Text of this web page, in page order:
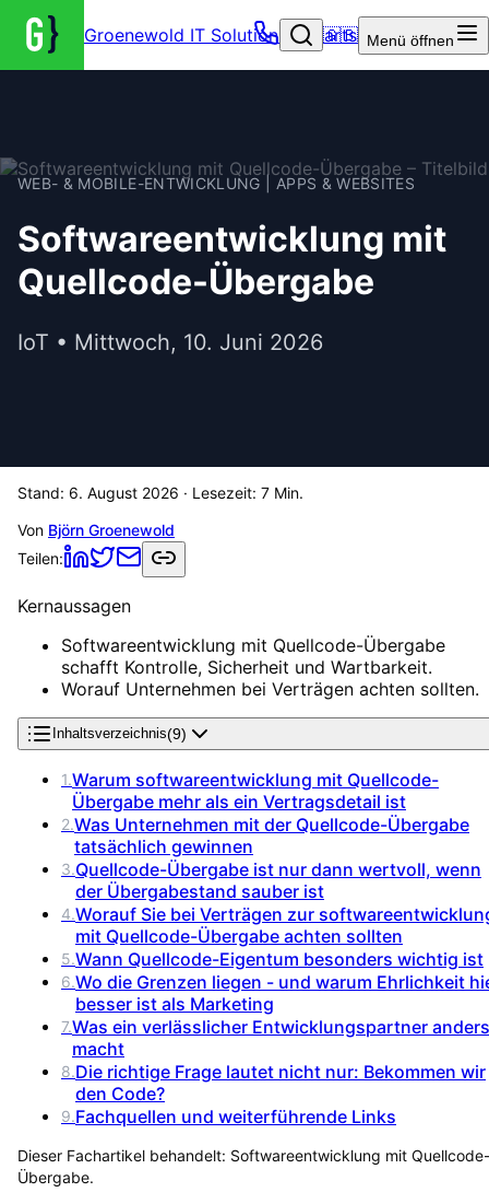
Groenewold IT Solutions – Startseite
🇬🇧 Menü öffnen
WEB- & MOBILE-ENTWICKLUNG | APPS & WEBSITES
Softwareentwicklung mit
Quellcode-Übergabe
IoT • Mittwoch, 10. Juni 2026
Stand: 6. August 2026 · Lesezeit: 7 Min.
Von Björn Groenewold
Teilen:
Kernaussagen
Softwareentwicklung mit Quellcode-Übergabe
schafft Kontrolle, Sicherheit und Wartbarkeit.
Worauf Unternehmen bei Verträgen achten sollten.
Inhaltsverzeichnis(9)
1.Warum softwareentwicklung mit Quellcode-
Übergabe mehr als ein Vertragsdetail ist
2.Was Unternehmen mit der Quellcode-Übergabe
tatsächlich gewinnen
3.Quellcode-Übergabe ist nur dann wertvoll, wenn
der Übergabestand sauber ist
4.Worauf Sie bei Verträgen zur
mit Quellcode-Übergabe achten sollten
5.Wann Quellcode-Eigentum besonders wichtig ist
6.Wo die Grenzen liegen - und warum Ehrlichkeit
besser ist als Marketing
7.Was ein verlässlicher Entwicklungspartner anders
macht
8.Die richtige Frage lautet nicht nur: Bekommen wir
den Code?
9.Fachquellen und weiterführende Links
Dieser Fachartikel behandelt: Softwareentwicklung mit Quellcode-
Übergabe.